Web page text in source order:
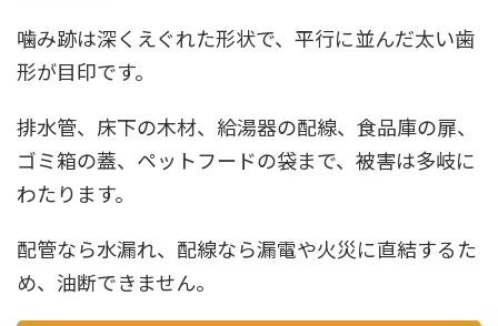
噛み跡は深くえぐれた形状で、平行に並んだ太い歯
形が目印です。
排水管、床下の木材、給湯器の配線、食品庫の扉、
ゴミ箱の蓋、ペットフードの袋まで、被害は多岐に
わたります。
配管なら水漏れ、配線なら漏電や火災に直結するた
め、油断できません。